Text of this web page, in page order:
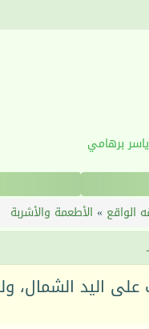
برهامي
الواقع » الأطعمة والأشربة
على اليد